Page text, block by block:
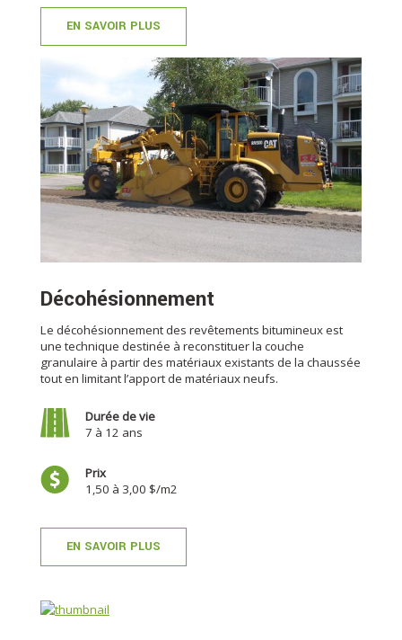
EN SAVOIR PLUS
Décohésionnement
Le décohésionnement des revêtements bitumineux est
une technique destinée à reconstituer la couche
granulaire à partir des matériaux existants de la chaussée
tout en limitant l’apport de matériaux neufs.
Durée de vie
7 à 12 ans
Prix
1,50 à 3,00 $/m2
EN SAVOIR PLUS